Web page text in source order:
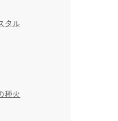
タル
種火